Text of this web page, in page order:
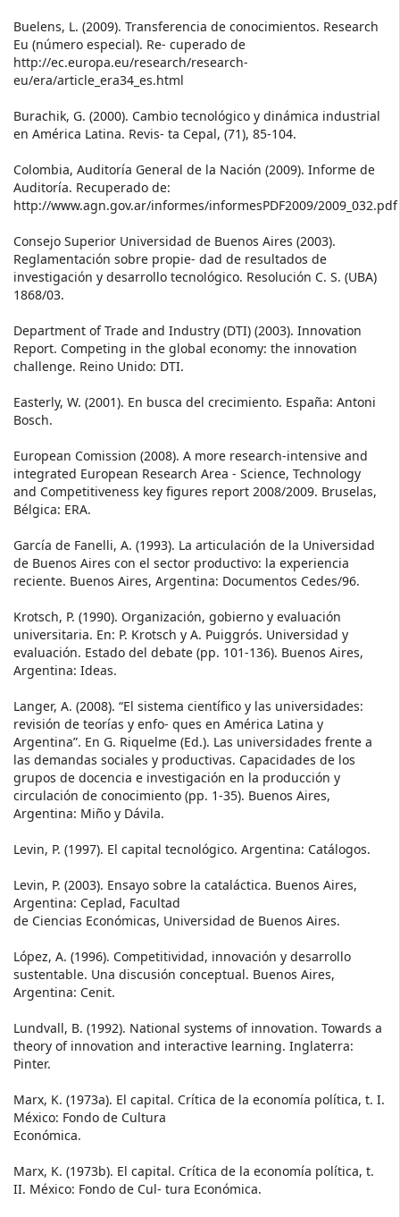
Buelens, L. (2009). Transferencia de conocimientos. Research
Eu (número especial). Re- cuperado de
http://ec.europa.eu/research/research-
eu/era/article_era34_es.html
Burachik, G. (2000). Cambio tecnológico y dinámica industrial
en América Latina. Revis- ta Cepal, (71), 85-104.
Colombia, Auditoría General de la Nación (2009). Informe de
Auditoría. Recuperado de:
http://www.agn.gov.ar/informes/informesPDF2009/2009_032.pdf
Consejo Superior Universidad de Buenos Aires (2003).
Reglamentación sobre propie- dad de resultados de
investigación y desarrollo tecnológico. Resolución C. S. (UBA)
1868/03.
Department of Trade and Industry (DTI) (2003). Innovation
Report. Competing in the global economy: the innovation
challenge. Reino Unido: DTI.
Easterly, W. (2001). En busca del crecimiento. España: Antoni
Bosch.
European Comission (2008). A more research-intensive and
integrated European Research Area - Science, Technology
and Competitiveness key figures report 2008/2009. Bruselas,
Bélgica: ERA.
García de Fanelli, A. (1993). La articulación de la Universidad
de Buenos Aires con el sector productivo: la experiencia
reciente. Buenos Aires, Argentina: Documentos Cedes/96.
Krotsch, P. (1990). Organización, gobierno y evaluación
universitaria. En: P. Krotsch y A. Puiggrós. Universidad y
evaluación. Estado del debate (pp. 101-136). Buenos Aires,
Argentina: Ideas.
Langer, A. (2008). “El sistema científico y las universidades:
revisión de teorías y enfo- ques en América Latina y
Argentina”. En G. Riquelme (Ed.). Las universidades frente a
las demandas sociales y productivas. Capacidades de los
grupos de docencia e investigación en la producción y
circulación de conocimiento (pp. 1-35). Buenos Aires,
Argentina: Miño y Dávila.
Levin, P. (1997). El capital tecnológico. Argentina: Catálogos.
Levin, P. (2003). Ensayo sobre la cataláctica. Buenos Aires,
Argentina: Ceplad, Facultad
de Ciencias Económicas, Universidad de Buenos Aires.
López, A. (1996). Competitividad, innovación y desarrollo
sustentable. Una discusión conceptual. Buenos Aires,
Argentina: Cenit.
Lundvall, B. (1992). National systems of innovation. Towards a
theory of innovation and interactive learning. Inglaterra:
Pinter.
Marx, K. (1973a). El capital. Crítica de la economía política, t. I.
México: Fondo de Cultura
Económica.
Marx, K. (1973b). El capital. Crítica de la economía política, t.
II. México: Fondo de Cul- tura Económica.